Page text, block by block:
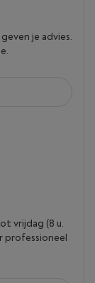
je advies.
vrijdag (8 u.
professioneel